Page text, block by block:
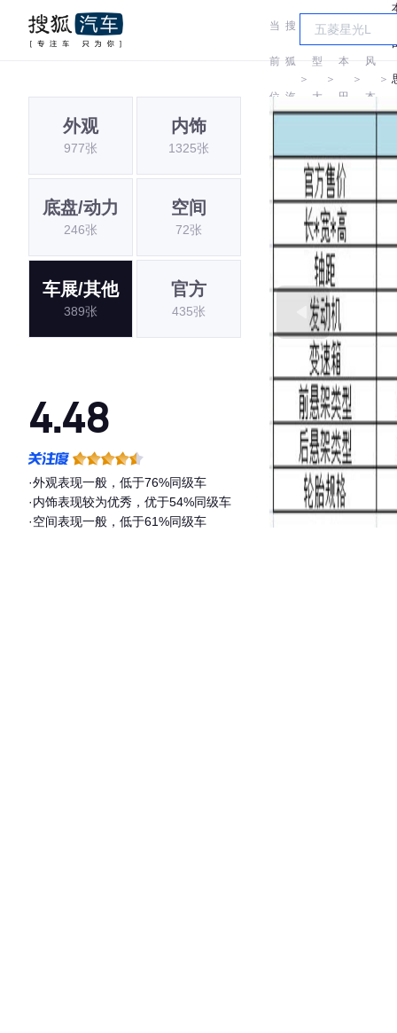
当
前
位
搜
狐
汽
＞
车
型
大
＞
本
田
＞
东
风
本
＞
外观
977张
内饰
1325张
底盘/动力
246张
空间
72张
车展/其他
389张
官方
435张
4.48
·外观表现一般，低于76%同级车
·内饰表现较为优秀，优于54%同级车
·空间表现一般，低于61%同级车